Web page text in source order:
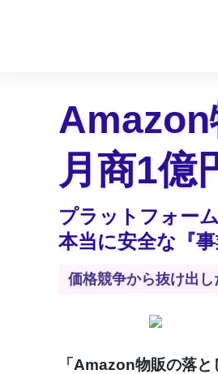
Amazon
月商1億
プラットフォー
本当に安全な『
価格競争から抜け出
「Amazon物販の落と